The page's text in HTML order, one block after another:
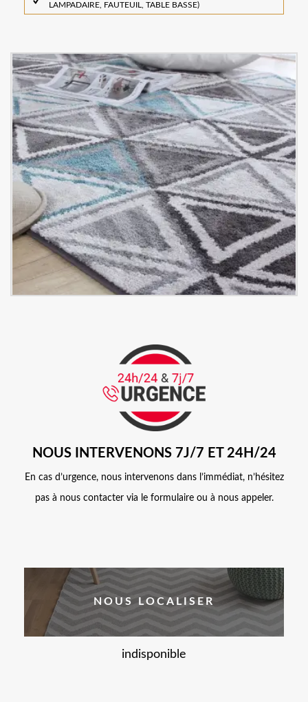
LAMPADAIRE, FAUTEUIL, TABLE BASSE)
NOUS INTERVENONS 7J/7 ET 24H/24
En cas d’urgence, nous intervenons dans l’immédiat, n’hésitez
pas à nous contacter via le formulaire ou à nous appeler.
NOUS LOCALISER
indisponible